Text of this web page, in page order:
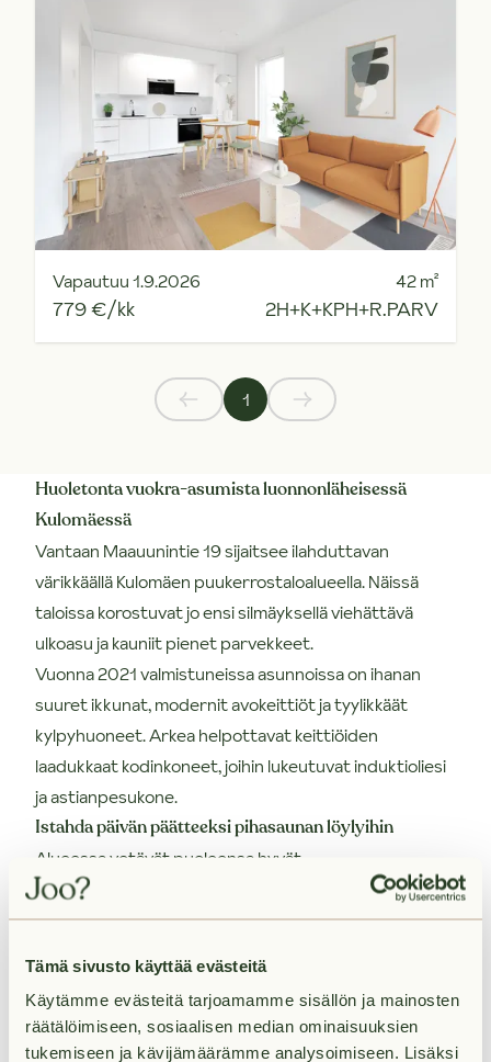
Tämä sivusto käyttää evästeitä
Käytämme evästeitä tarjoamamme sisällön ja mainosten
räätälöimiseen, sosiaalisen median ominaisuuksien
tukemiseen ja kävijämäärämme analysoimiseen. Lisäksi
Vapautuu 1.9.2026
779 €/kk
42m²
2H+K+KPH+R.PARV
1
Huoletonta vuokra-asumista luonnonläheisessä
Kulomäessä
Vantaan Maauunintie 19 sijaitsee ilahduttavan
värikkäällä Kulomäen puukerrostaloalueella. Näissä
taloissa korostuvat jo ensi silmäyksellä viehättävä
ulkoasu ja kauniit pienet parvekkeet.
Vuonna 2021 valmistuneissa asunnoissa on ihanan
suuret ikkunat, modernit avokeittiöt ja tyylikkäät
kylpyhuoneet. Arkea helpottavat keittiöiden
laadukkaat kodinkoneet, joihin lukeutuvat induktioliesi
ja astianpesukone.
Istahda päivän päätteeksi pihasaunan löylyihin
Alueessa vetävät puoleensa hyvät
ulkoilumahdollisuudet. Ulkoilijalle alueella on paljon hyviä
lenkkipolkuja ja kesäisin vierestä löytyy muun muassa
viihtyisä pihasauna, jonka löylyihin on mukava istahtaa
esimerkiksi yhteisen lenkkivuoron jälkeen.
Täältä kuljet helposti menoihin, sillä bussipysäkki